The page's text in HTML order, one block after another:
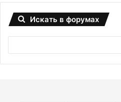
Искать в форумах